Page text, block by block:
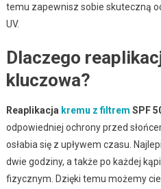
temu zapewnisz sobie skuteczną
UV.
Dlaczego
kluczowa?
Reaplikacja kremu z filtrem SPF
odpowiedniej ochrony przed
osłabia się z upływem czasu.
dwie godziny, a także po każdej
fizycznym. Dzięki temu możemy